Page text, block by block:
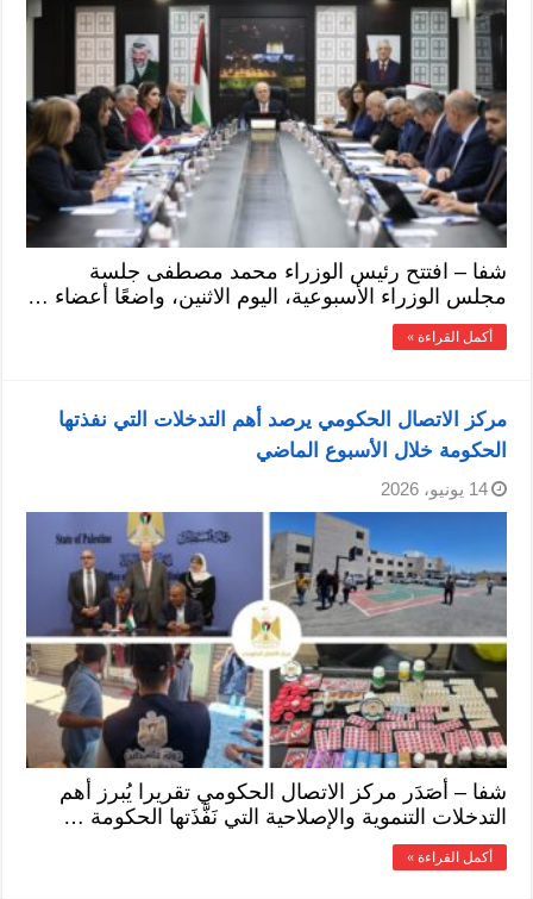
شفا – افتتح رئيس الوزراء محمد مصطفى جلسة
مجلس الوزراء الأسبوعية، اليوم الاثنين، واضعًا أعضاء …
أكمل القراءة »
مركز الاتصال الحكومي يرصد أهم التدخلات التي نفذتها
الحكومة خلال الأسبوع الماضي
14 يونيو، 2026
شفا – أصَدَر مركز الاتصال الحكومي تقريرا يُبرز أهم
التدخلات التنموية والإصلاحية التي نَفَّذَتها الحكومة …
أكمل القراءة »